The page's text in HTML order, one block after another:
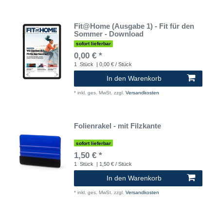
Fit@Home (Ausgabe 1) - Fit für den
Sommer - Download
sofort lieferbar
0,00 € *
1 Stück | 0,00 € / Stück
In den Warenkorb
* inkl. ges. MwSt. zzgl. Versandkosten
Folienrakel - mit Filzkante
sofort lieferbar
1,50 € *
1 Stück | 1,50 € / Stück
In den Warenkorb
* inkl. ges. MwSt. zzgl. Versandkosten